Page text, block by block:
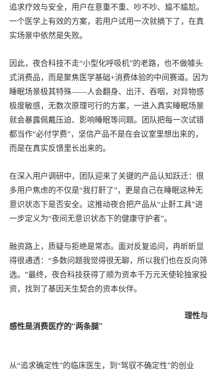
追求疗效与安全，用户在意重不重、吵不吵、尴不尴尬。
一个医学上有效的方案，若用户试用一次就摘下了，在真
实场景中依然是失败。
因此，夜合科技不走“小型化呼吸机”的老路，也不做噱头
式消费品，而是聚焦医学基础+消费体验的中间赛道。因为
睡眠场景极其特殊——人会翻身、出汗、吞咽，对异物感
极度敏感，无数次原理可行的方案，一进入真实睡眠场景
就会暴露佩戴压迫、影响睡眠等问题。团队把每一次试错
都当作“必付学费”，坚信产品不是在会议室里想出来的，
而是在真实反馈里长出来的。
在深入用户调研中，团队迎来了关键的产品认知跃迁：很
多用户焦虑的不仅是“我打鼾了”，更是自己在睡眠这种无
意识状态下是否安全。这推动夜合把产品从“止鼾工具”进
一步定义为“夜间无意识状态下的健康守护者”。
融资路上，质疑与拒绝是常态。面对反复追问，冉昕昕显
得很通透：“多数问题我觉得很无聊，所以我们也在反向筛
选。”最终，夜合科技获得了顺为资本千万元天使轮独家投
资，找到了基因天生契合的资本伙伴。
理性与
感性是消费医疗的“两条腿”
从“追求确定性”的临床医生，到“驾驭不确定性”的创业